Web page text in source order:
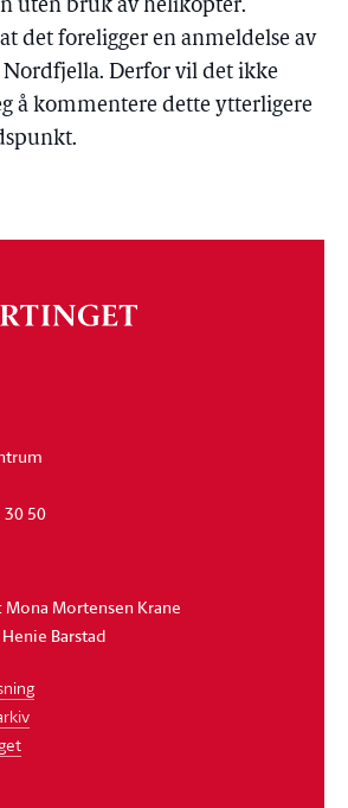
uten bruk av helikopter.
det foreligger en anmeldelse av
Derfor vil det ikke
å kommentere dette ytterligere
30 50
Mortensen Krane
Barstad